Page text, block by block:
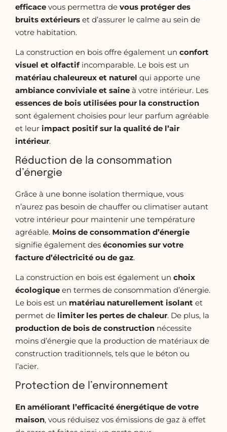
efficace vous permettra de vous protéger des
bruits extérieurs et d’assurer le calme au sein de
votre habitation.
La construction en bois offre également un confort
visuel et olfactifincomparable. Le bois est un
matériau chaleureux et naturel qui apporte une
ambiance conviviale et saine à votre intérieur. Les
essences de bois utilisées pour la construction
sont également choisies pour leur parfum agréable
et leur impact positif sur la qualité de l’air
intérieur.
Réduction de la consommation
d’énergie
Grâce à une bonne isolation thermique, vous
n’aurez pas besoin de chauffer ou climatiser autant
votre intérieur pour maintenir une température
agréable. Moins de consommation d’énergie
signifie également des économies sur votre
facture d’électricité ou de gaz.
La construction en bois est également un choix
écologique en termes de consommation d’énergie.
Le bois est un matériau naturellement isolant et
permet de limiter les pertes de chaleur. De plus, la
production de bois de construction nécessite
moins d’énergie que la production de matériaux de
construction traditionnels, tels que le béton ou
l’acier.
Protection de l’environnement
En améliorant l’efficacité énergétique de votre
maison, vous réduisez vos émissions de gaz à effet